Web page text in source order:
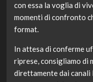
con essa la voglia di
momenti di confronto
format.
In attesa di conferme
riprese, consigliamo di
direttamente dai canali